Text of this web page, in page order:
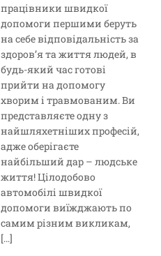
працівники швидкої
допомоги першими беруть
на себе відповідальність за
здоров’я та життя людей, в
будь-який час готові
прийти на допомогу
хворим і травмованим. Ви
представляєте одну з
найшляхетніших професій,
адже оберігаєте
найбільший дар – людське
життя! Цілодобово
автомобілі швидкої
допомоги виїжджають по
самим різним викликам,
[…]